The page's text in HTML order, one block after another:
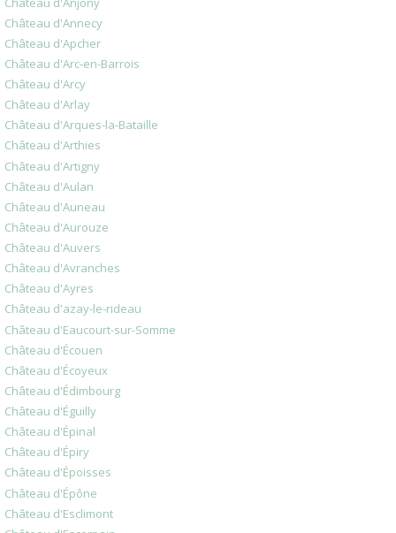
Château d'Annecy
Château d'Apcher
Château d'Arc-en-Barrois
Château d'Arcy
Château d'Arlay
Château d'Arques-la-Bataille
Château d'Arthies
Château d'Artigny
Château d'Aulan
Château d'Auneau
Château d'Aurouze
Château d'Auvers
Château d'Avranches
Château d'Ayres
Château d'azay-le-rideau
Château d'Eaucourt-sur-Somme
Château d'Écouen
Château d'Écoyeux
Château d'Édimbourg
Château d'Éguilly
Château d'Épinal
Château d'Épiry
Château d'Époisses
Château d'Épône
Château d'Esclimont